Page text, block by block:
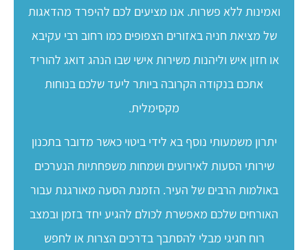
ואמינות ללא פשרות. אנו מציעים לכם להיפרד מהדאגות
של מציאת חניה באזורים הצפופים כמו רחוב רבי עקיבא
או חזון איש וליהנות משירות אישי שבו הנהג דואג להוריד
אתכם בנקודה הקרובה ביותר ליעד שלכם בנוחות
מקסימלית.
יתרון משמעותי נוסף בא לידי ביטוי כאשר מדובר בתכנון
שירותי הסעות לאירועים ושמחות משפחתיות הנערכים
באולמות הרבים של העיר. הזמנת הסעה מאורגנת עבור
האורחים שלכם מאפשרת לכולם להגיע יחד בזמן ובמצב
רוח חגיגי מבלי להסתבך בדרכים הצרות או לחפש